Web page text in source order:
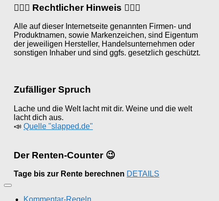
👨🏼‍⚖️ Rechtlicher Hinweis 👩🏼‍⚖️
Alle auf dieser Internetseite genannten Firmen- und
Produktnamen, sowie Markenzeichen, sind Eigentum
der jeweiligen Hersteller, Handelsunternehmen oder
sonstigen Inhaber und sind ggfs. gesetzlich geschützt.
Zufälliger Spruch
Lache und die Welt lacht mit dir. Weine und die welt
lacht dich aus.
📣 Quelle "slapped.de"
Der Renten-Counter 😉
Tage bis zur Rente berechnen DETAILS